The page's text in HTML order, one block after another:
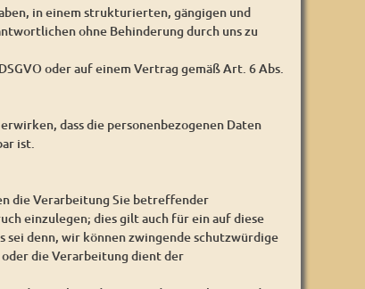
in einem strukturierten, gängigen und
ohne Behinderung durch uns zu
oder auf einem Vertrag gemäß Art. 6 Abs.
dass die personenbezogenen Daten
ist.
die Verarbeitung Sie betreffender
einzulegen; dies gilt auch für ein auf diese
denn, wir können zwingende schutzwürdige
die Verarbeitung dient der